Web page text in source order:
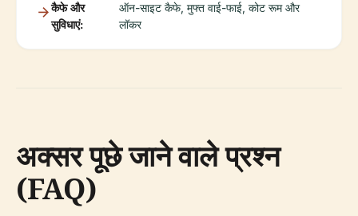
कैफे और
सुविधाएं:
ऑन-साइट कैफे, मुफ्त वाई-फाई, कोट रूम और
लॉकर
अक्सर पूछे जाने वाले प्रश्न
(FAQ)